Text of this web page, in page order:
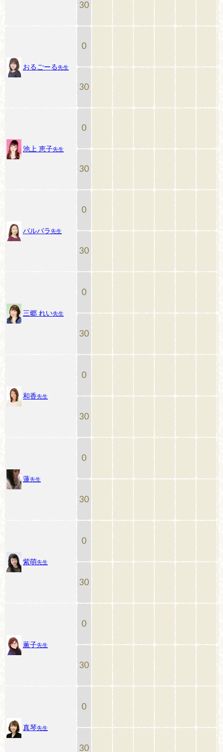
30
おるごーる先生
0
30
池上 恵子先生
0
30
バルバラ先生
0
30
三郷 れい先生
0
30
和香先生
0
30
蓮先生
0
30
紫萌先生
0
30
薫子先生
0
30
真琴先生
0
30